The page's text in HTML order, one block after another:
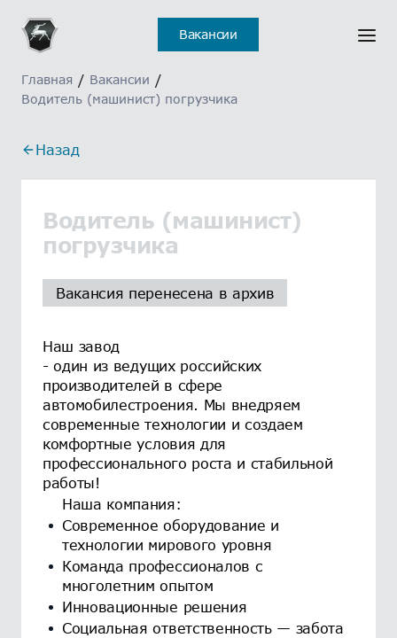
Вакансии
Главная / Вакансии /
Водитель (машинист) погрузчика
Назад
Водитель (машинист)
погрузчика
Вакансия перенесена в архив
Наш завод
- один из ведущих российских
производителей в сфере
автомобилестроения. Мы внедряем
современные технологии и создаем
комфортные условия для
профессионального роста и стабильной
работы!
Наша компания:
Современное оборудование и
технологии мирового уровня
Команда профессионалов с
многолетним опытом
Инновационные решения
Социальная ответственность — забота